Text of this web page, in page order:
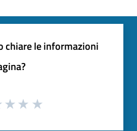
chiare le informazioni